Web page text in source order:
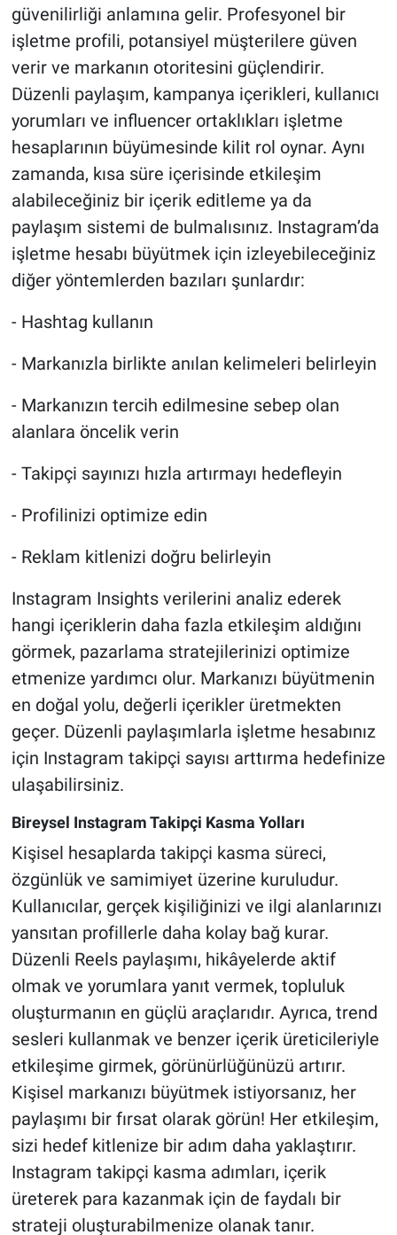
güvenilirliği anlamına gelir. Profesyonel bir
işletme profili, potansiyel müşterilere güven
verir ve markanın otoritesini güçlendirir.
Düzenli paylaşım, kampanya içerikleri, kullanıcı
yorumları ve influencer ortaklıkları işletme
hesaplarının büyümesinde kilit rol oynar. Aynı
zamanda, kısa süre içerisinde etkileşim
alabileceğiniz bir içerik editleme ya da
paylaşım sistemi de bulmalısınız. Instagram’da
işletme hesabı büyütmek için izleyebileceğiniz
diğer yöntemlerden bazıları şunlardır:
- Hashtag kullanın
- Markanızla birlikte anılan kelimeleri belirleyin
- Markanızın tercih edilmesine sebep olan
alanlara öncelik verin
- Takipçi sayınızı hızla artırmayı hedefleyin
- Profilinizi optimize edin
- Reklam kitlenizi doğru belirleyin
Instagram Insights verilerini analiz ederek
hangi içeriklerin daha fazla etkileşim aldığını
görmek, pazarlama stratejilerinizi optimize
etmenize yardımcı olur. Markanızı büyütmenin
en doğal yolu, değerli içerikler üretmekten
geçer. Düzenli paylaşımlarla işletme hesabınız
için Instagram takipçi sayısı arttırma hedefinize
ulaşabilirsiniz.
Bireysel Instagram Takipçi Kasma Yolları
Kişisel hesaplarda takipçi kasma süreci,
özgünlük ve samimiyet üzerine kuruludur.
Kullanıcılar, gerçek kişiliğinizi ve ilgi alanlarınızı
yansıtan profillerle daha kolay bağ kurar.
Düzenli Reels paylaşımı, hikâyelerde aktif
olmak ve yorumlara yanıt vermek, topluluk
oluşturmanın en güçlü araçlarıdır. Ayrıca, trend
sesleri kullanmak ve benzer içerik üreticileriyle
etkileşime girmek, görünürlüğünüzü artırır.
Kişisel markanızı büyütmek istiyorsanız, her
paylaşımı bir fırsat olarak görün! Her etkileşim,
sizi hedef kitlenize bir adım daha yaklaştırır.
Instagram takipçi kasma adımları, içerik
üreterek para kazanmak için de faydalı bir
strateji oluşturabilmenize olanak tanır.